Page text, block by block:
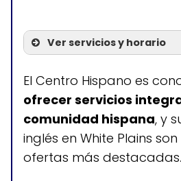
Ver servicios y horario
Servicios
Clases de
adultos
Clases de
El Centro Hispano es
ofrecer servicios
comunidad hispana, y
inglés en White Plains
ofertas más destacadas.